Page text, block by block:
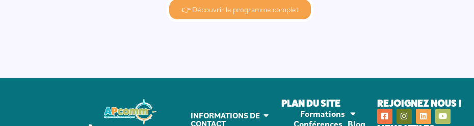
👉 Découvrir le programme complet
INFORMATIONS DE
CONTACT
PLAN DU SITE
Formations
Conférences Blog
REJOIGNEZ NOUS !